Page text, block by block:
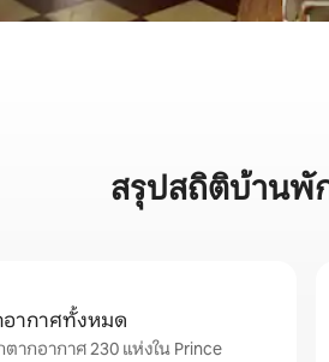
สรุปสถิติบ้านพั
ากาศทั้งหมด
ากอากาศ 230 แห่งใน Prince